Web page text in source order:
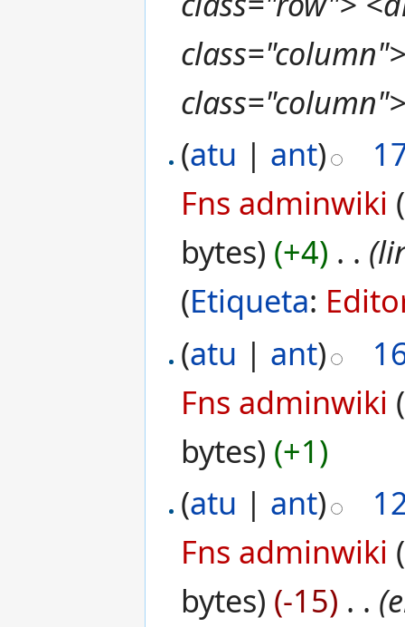
(atu | ant)
Fns adminwiki (
bytes) (+4) . .
(Etiqueta:
(atu | ant)
Fns adminwiki (
bytes) (+1)
(atu | ant)
Fns adminwiki (
bytes) (-15) . .